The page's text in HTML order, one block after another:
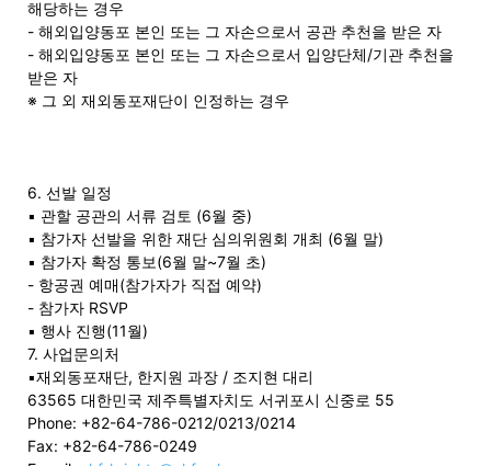
해당하는 경우
- 해외입양동포 본인 또는 그 자손으로서 공관 추천을 받은 자
- 해외입양동포 본인 또는 그 자손으로서 입양단체/기관 추천을
받은 자
※ 그 외 재외동포재단이 인정하는 경우
6. 선발 일정
▪ 관할 공관의 서류 검토 (6월 중)
▪ 참가자 선발을 위한 재단 심의위원회 개최 (6월 말)
▪ 참가자 확정 통보(6월 말~7월 초)
- 항공권 예매(참가자가 직접 예약)
- 참가자 RSVP
▪ 행사 진행(11월)
7. 사업문의처
▪재외동포재단, 한지원 과장 / 조지현 대리
63565 대한민국 제주특별자치도 서귀포시 신중로 55
Phone: +82-64-786-0212/0213/0214
Fax: +82-64-786-0249